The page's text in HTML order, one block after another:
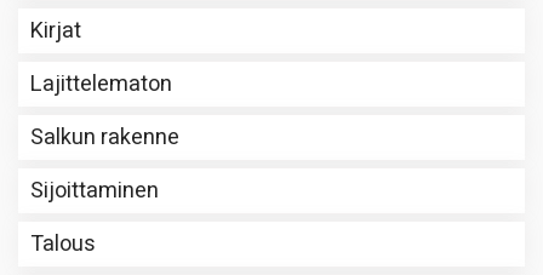
Kirjat
Lajittelematon
Salkun rakenne
Sijoittaminen
Talous